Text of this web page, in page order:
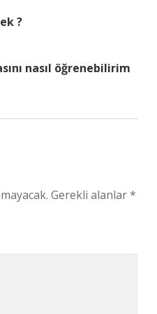
?
nasıl öğrenebilirim
Gerekli alanlar*